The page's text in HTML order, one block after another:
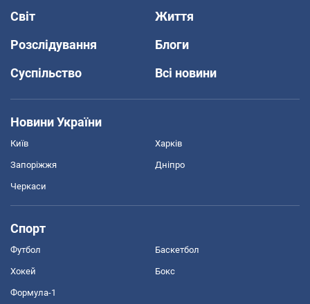
Світ
Життя
Розслідування
Блоги
Суспільство
Всі новини
Новини України
Київ Харків
Запоріжжя Дніпро
Черкаси
Спорт
Футбол Баскетбол
Хокей Бокс
Формула-1